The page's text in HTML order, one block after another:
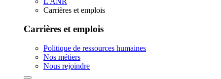
Carrières et emplois
Carrières et emplois
Politique de ressources humaines
Nos métiers
Nous rejoindre